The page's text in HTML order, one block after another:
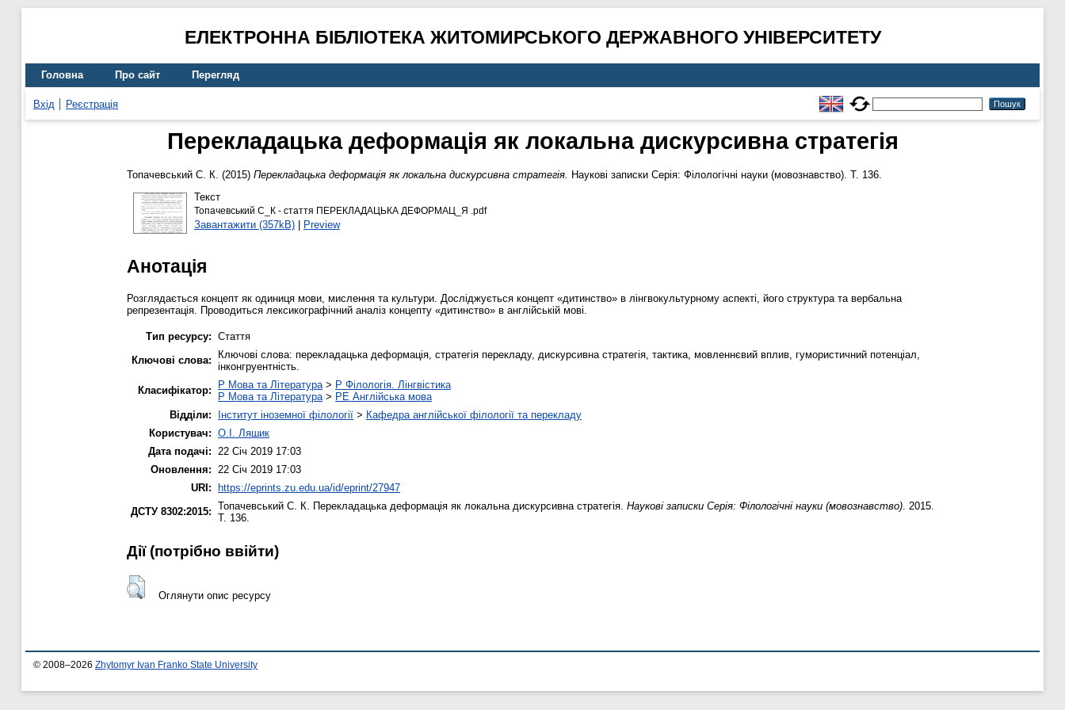
ЕЛЕКТРОННА БІБЛІОТЕКА ЖИТОМИРСЬКОГО ДЕРЖАВНОГО УНІВЕРСИТЕТУ
Головна Про сайт Перегляд
Вхід Реєстрація
Перекладацька деформація як локальна дискурсивна стратегія
Топачевський С. К. (2015) Перекладацька деформація як локальна дискурсивна стратегія. Наукові записки Серія: Філологічні науки (мовознавство). Т. 136.
Текст
Топачевський С_К - стаття ПЕРЕКЛАДАЦЬКА ДЕФОРМАЦ_Я .pdf
Завантажити (357kB)| Preview
Анотація
Розглядається концепт як одиниця мови, мислення та культури. Досліджується концепт «дитинство» в лінгвокультурному аспекті, його структура та вербальна
репрезентація. Проводиться лексикографічний аналіз концепту «дитинство» в англійській мові.
Тип ресурсу: Стаття
Ключові слова:
Ключові слова: перекладацька деформація, стратегія перекладу, дискурсивна стратегія, тактика, мовленнєвий вплив, гумористичний потенціал,
інконгруентність.
Класифікатор:
P Мова та Література > P Філологія. Лінгвістика
P Мова та Література > PE Англійська мова
Відділи:
Інститут іноземної філології > Кафедра англійської філології та перекладу
Користувач: О.І. Ляшик
Дата подачі:
22 Січ 2019 17:03
Оновлення:
22 Січ 2019 17:03
URI: https://eprints.zu.edu.ua/id/eprint/27947
ДСТУ 8302:2015: Топачевський С. К. Перекладацька деформація як локальна дискурсивна стратегія. Наукові записки Серія: Філологічні науки (мовознавство) . 2015.
Т. 136.
Дії ​​(потрібно ввійти)
Оглянути опис ресурсу
© 2008–2026 Zhytomyr Ivan Franko State University